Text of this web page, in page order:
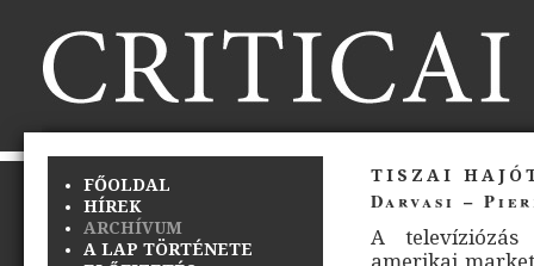
FŐOLDAL
HÍREK
ARCHÍVUM
A LAP TÖRTÉNETE
tiszai
Darvasi –
A